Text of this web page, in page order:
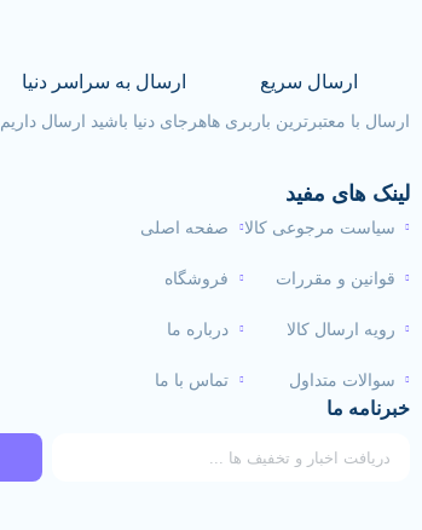
ارسال سریع
ارسال با معتبرترین باربری ها
ارسال به سراسر دنیا
هرجای دنیا باشید ارسال داریم
لینک های مفید
سیاست مرجوعی کالا
قوانین و مقررات
رویه ارسال کالا
سوالات متداول
صفحه اصلی
فروشگاه
درباره ما
تماس با ما
خبرنامه ما